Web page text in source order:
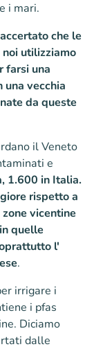
i mari.
che le
utilizziamo
farsi una
vecchia
da queste
il Veneto
e
1.600 in Italia.
rispetto a
vicentine
quelle
l'
.
irrigare i
i pfas
Diciamo
dalle